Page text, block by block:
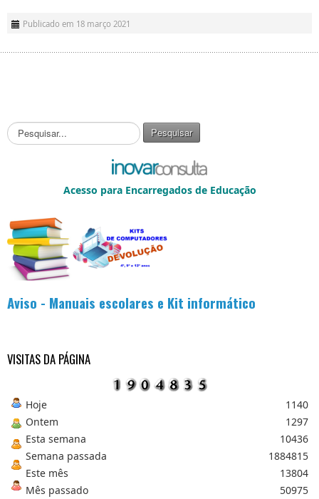
Publicado em 18 março 2021
P
e
a
r
Pesquisar
Acesso para Encarregados de Educação
Aviso - Manuais escolares e Kit informático
VISITAS DA PÁGINA
Hoje
Ontem
Esta semana
Semana passada
Este mês
Mês passado
1140
1297
10436
1884815
13804
50975